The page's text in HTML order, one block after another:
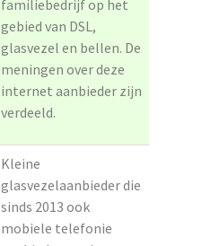
familiebedrijf op het
gebied van DSL,
glasvezel en bellen. De
meningen over deze
internet aanbieder zijn
verdeeld.
Kleine
glasvezelaanbieder die
sinds 2013 ook
mobiele telefonie